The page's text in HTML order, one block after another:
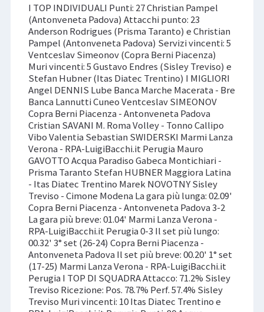
I TOP INDIVIDUALI Punti: 27 Christian Pampel
(Antonveneta Padova) Attacchi punto: 23
Anderson Rodrigues (Prisma Taranto) e Christian
Pampel (Antonveneta Padova) Servizi vincenti: 5
Ventceslav Simeonov (Copra Berni Piacenza)
Muri vincenti: 5 Gustavo Endres (Sisley Treviso) e
Stefan Hubner (Itas Diatec Trentino) I MIGLIORI
Angel DENNIS Lube Banca Marche Macerata - Bre
Banca Lannutti Cuneo Ventceslav SIMEONOV
Copra Berni Piacenza - Antonveneta Padova
Cristian SAVANI M. Roma Volley - Tonno Callipo
Vibo Valentia Sebastian SWIDERSKI Marmi Lanza
Verona - RPA-LuigiBacchi.it Perugia Mauro
GAVOTTO Acqua Paradiso Gabeca Montichiari -
Prisma Taranto Stefan HUBNER Maggiora Latina
- Itas Diatec Trentino Marek NOVOTNY Sisley
Treviso - Cimone Modena La gara più lunga: 02.09'
Copra Berni Piacenza - Antonveneta Padova 3-2
La gara più breve: 01.04' Marmi Lanza Verona -
RPA-LuigiBacchi.it Perugia 0-3 Il set più lungo:
00.32' 3° set (26-24) Copra Berni Piacenza -
Antonveneta Padova Il set più breve: 00.20' 1° set
(17-25) Marmi Lanza Verona - RPA-LuigiBacchi.it
Perugia I TOP DI SQUADRA Attacco: 71.2% Sisley
Treviso Ricezione: Pos. 78.7% Perf. 57.4% Sisley
Treviso Muri vincenti: 10 Itas Diatec Trentino e